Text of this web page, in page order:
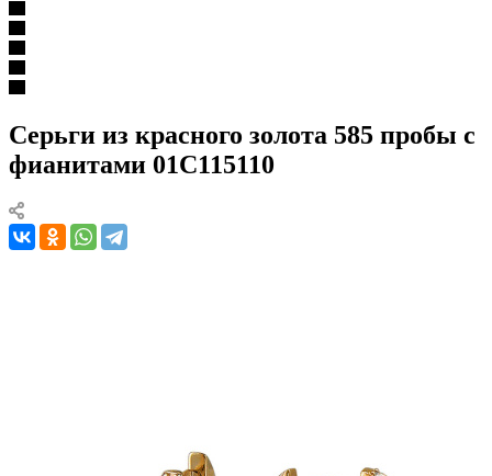
Серьги из красного золота 585 пробы с
фианитами 01С115110